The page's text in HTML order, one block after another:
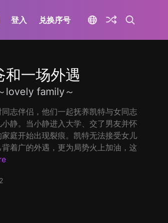
登入 兑换序号
和一场外遇
lovely family～
志伴侣，他们一起抚养凯特与女同志
静。当小静进入大学、交了男友并怀
庭开始出现裂痕。凯特无法接受女儿
着广的外遇，更为局势火上加油，这